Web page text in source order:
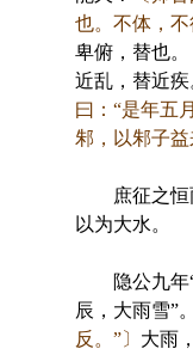
也。不体，不
卑俯，替也。
近乱，替近
曰：“是年五
邾，以邾子益
庶征之恒雨
以为大水。
隐公九年“
辰，大雨雪”。
反。”〕 大雨